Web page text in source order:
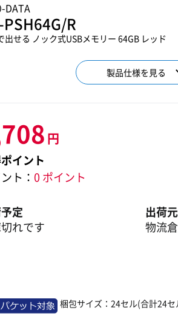
DATA
R
出せる ノック式USBメモリー 64GB レッド
製品仕様を見る
円
イント
ト： 0 ポイント
定
れです
出荷元
物流
梱包サイズ：24セル(合計24